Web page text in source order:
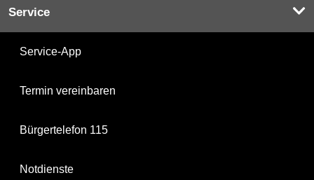
Service
Service-App
Termin vereinbaren
Bürgertelefon 115
Notdienste